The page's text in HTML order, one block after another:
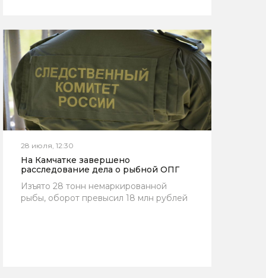
28 июля, 12:30
На Камчатке завершено
расследование дела о рыбной ОПГ
Изъято 28 тонн немаркированной
рыбы, оборот превысил 18 млн рублей